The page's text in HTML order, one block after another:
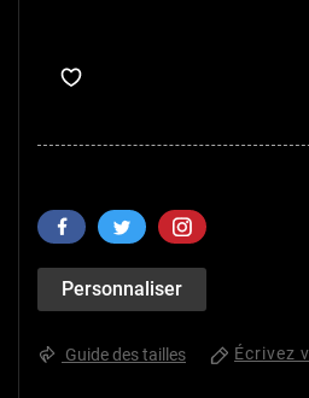
Personnaliser
Guide des tailles Écrivez